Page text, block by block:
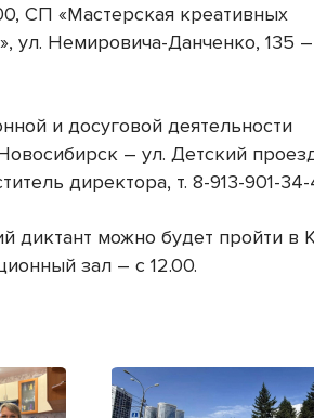
СП «Мастерская креативных
ул. Немировича-Данченко, 135 –
и досуговой деятельности
– ул. Детский
директора, т. 8-913-901-
диктант можно будет пройти в
зал – с 12.00.